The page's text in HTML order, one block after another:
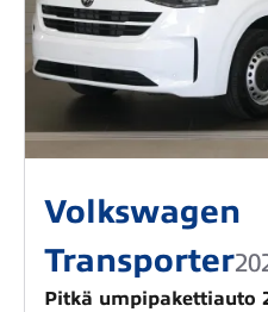
Volkswagen
Transporter
Pitkä umpipakettiauto